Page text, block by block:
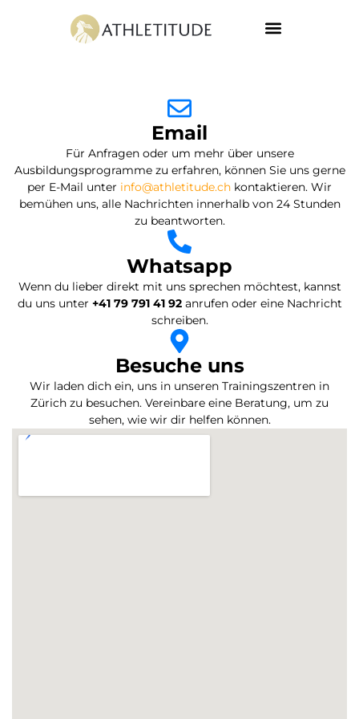
Email
Für Anfragen oder um mehr über unsere
Ausbildungsprogramme zu erfahren, können Sie uns gerne
per E-Mail unter info@athletitude.ch kontaktieren. Wir
bemühen uns, alle Nachrichten innerhalb von 24 Stunden
zu beantworten.
Whatsapp
Wenn du lieber direkt mit uns sprechen möchtest, kannst
du uns unter +41 79 791 41 92anrufen oder eine Nachricht
schreiben.
Besuche uns
Wir laden dich ein, uns in unseren Trainingszentren in
Zürich zu besuchen. Vereinbare eine Beratung, um zu
sehen, wie wir dir helfen können.